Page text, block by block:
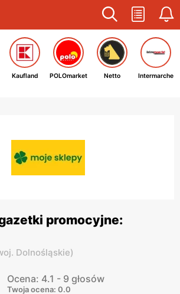
Kaufland POLOmarket Netto Intermarche
promocyjne:
Dolnośląskie)
Ocena: 4.1 - 9 głosów
Twoja ocena: 0.0